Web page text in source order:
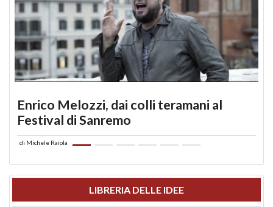
Enrico Melozzi, dai colli teramani al
Festival di Sanremo
di Michele Raiola
LIBRERIA DELLE IDEE